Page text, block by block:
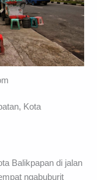
Kota
Balikpapan di jalan
ngabuburit